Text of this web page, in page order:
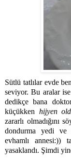
Sütlü tatlılar evde
seviyor. Bu aralar
dedikçe bana
küçükken hijyen
zararlı olmadığını
dondurma yedi ve
evhamlı annesi:))
yasaklandı. Şimdi